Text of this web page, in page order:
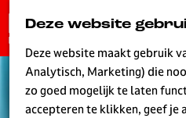
Deze website
Deze website maakt gebruik
Analytisch, Marketing) die
zo goed mogelijk te laten
accepteren te klikken, geef je
a
n
a
a
r